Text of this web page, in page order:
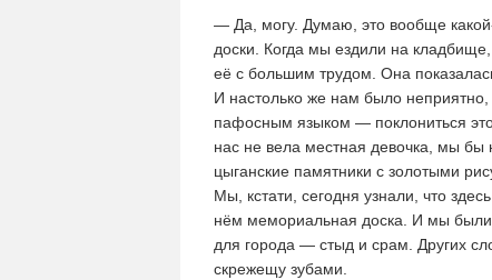
— Да, могу. Думаю, это вообще
доски. Когда мы ездили на
её с большим трудом. Она
И настолько же нам было
пафосным языком — поклониться
нас не вела местная девочка, мы
цыганские памятники с золотыми
Мы, кстати, сегодня узнали, что
нём мемориальная доска. И мы были
для города — стыд и срам. Других
скрежещу зубами.